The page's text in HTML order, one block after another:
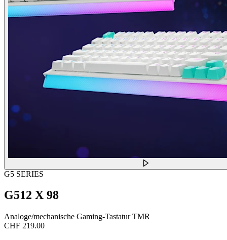
G5 SERIES
G512 X 98
Analoge/mechanische Gaming-Tastatur TMR
CHF 219.00